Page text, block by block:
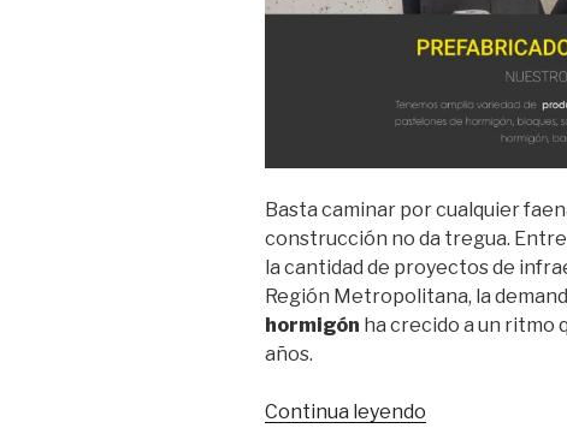
Basta caminar por cualquier
construcción no da tregua.
la cantidad de proyectos de
Región Metropolitana, la
hormigón ha crecido a un ritmo
años.
Continua leyendo